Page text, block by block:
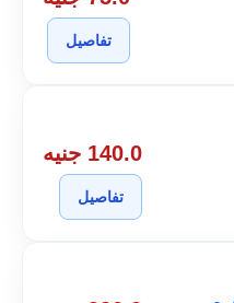
تفاصيل
140.0 جنيه
تفاصيل